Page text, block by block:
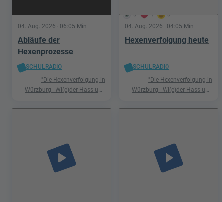
04. Aug. 2026 · 06:05 Min
Abläufe der
Hexenprozesse
SCHULRADIO
"Die Hexenverfolgung in
Würzburg - Wi(e)der Hass und
5 1 0
04. Aug. 2026 · 04:05 Min
Hexenverfolgung heute
SCHULRADIO
"Die Hexenverfolgung in
Würzburg - Wi(e)der Hass und
play_arrow play_arrow